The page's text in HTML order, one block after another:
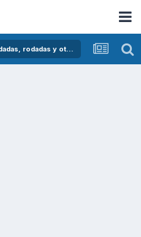
Concentraciones Nacionales, Quedadas, rodadas y otras crónicas del asfalto